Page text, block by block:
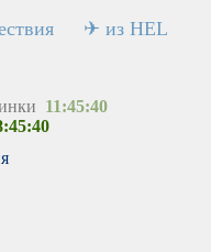
✈ из HEL
11:45:40